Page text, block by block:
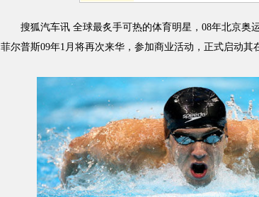
搜狐汽车讯 全球最炙手可热的体育明星，08年北京奥
菲尔普斯09年1月将再次来华，参加商业活动，正式启动其